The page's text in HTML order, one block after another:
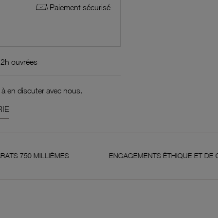
Paiement sécurisé
ouvrées
en discuter avec nous.
ENGAGEMENTS ÉTHIQUE ET DE QUALITÉ